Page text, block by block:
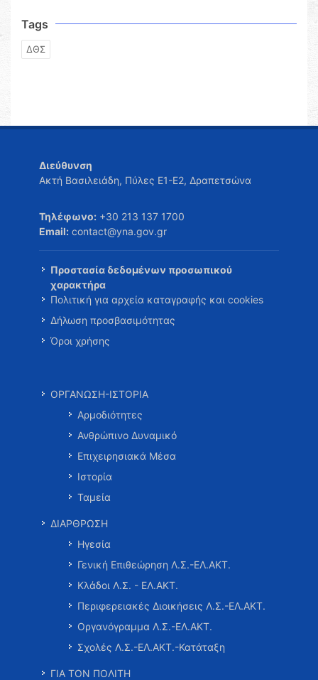
Tags
ΔΘΣ
Διεύθυνση
Ακτή Βασιλειάδη, Πύλες Ε1-Ε2, Δραπετσώνα
Τηλέφωνο: +30 213 137 1700
Email: contact@yna.gov.gr
Προστασία δεδομένων προσωπικού
χαρακτήρα
Πολιτική για αρχεία καταγραφής και cookies
Δήλωση προσβασιμότητας
Όροι χρήσης
ΟΡΓΑΝΩΣΗ-ΙΣΤΟΡΙΑ
Αρμοδιότητες
Ανθρώπινο Δυναμικό
Επιχειρησιακά Μέσα
Ιστορία
Ταμεία
ΔΙΑΡΘΡΩΣΗ
Ηγεσία
Γενική Επιθεώρηση Λ.Σ.-ΕΛ.ΑΚΤ.
Κλάδοι Λ.Σ. - ΕΛ.ΑΚΤ.
Περιφερειακές Διοικήσεις Λ.Σ.-ΕΛ.ΑΚΤ.
Οργανόγραμμα Λ.Σ.-ΕΛ.ΑΚΤ.
Σχολές Λ.Σ.-ΕΛ.ΑΚΤ.-Κατάταξη
ΓΙΑ ΤΟΝ ΠΟΛΙΤΗ